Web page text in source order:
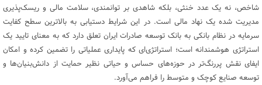
شاخص، نه یک عدد خنثی، بلکه شاهدی بر توانمندی، سلامت مالی و ریسک‌پذیری
مدیریت شده یک نهاد مالی است. در این شرایط دستیابی به بالاترین سطح کفایت
سرمایه در نظام بانکی به بانک توسعه صادرات ایران تعلق دارد که به معنای تایید یک
استراتژی هوشمندانه است؛ استراتژی‌ای که پایداری عملیاتی را تضمین کرده و امکان
ایفای نقش پررنگ‌تر در حوزه‌های حساس و حیاتی نظیر حمایت از دانش‌بنیان‌ها و
توسعه صنایع کوچک و متوسط را فراهم می‌آورد.